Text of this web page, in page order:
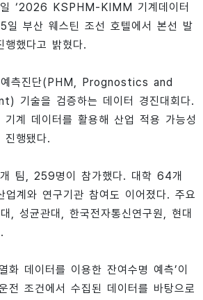
‘2026 KSPHM-KIMM 기계데이터
일 부산 웨스틴 조선 호텔에서 본선 발
했다고 밝혔다.
측진단(PHM, Prognostics and
기술을 검증하는 데이터 경진대회다.
기계 데이터를 활용해 산업 적용 가능성
진행됐다.
팀, 259명이 참가했다. 대학 64개
계와 연구기관 참여도 이어졌다. 주요
, 성균관대, 한국전자통신연구원, 현대
화 데이터를 이용한 잔여수명 예측’이
전 조건에서 수집된 데이터를 바탕으로